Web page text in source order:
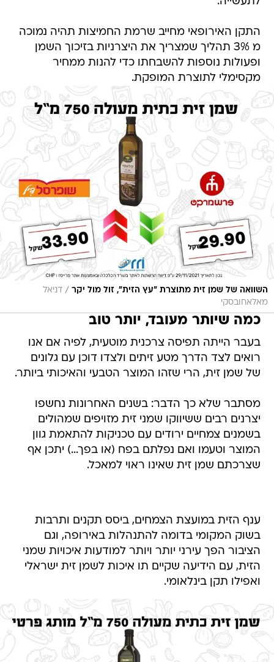
התקן האירופאי מחייב שרמת החמיצות תהיה נמוכה
מ 3% תהליך שמצריך את היצרניות בזיכוך השמן
ופעולות נוספות להשבחתו כדי להנות ממחיר
מקסימלי לתוצרת המופקת.
השוואה של שמן זית מתוצרת "עץ הזית", זול מול יקר / דניאל
מאלאחובסקי
כמה שיותר מעובד, יותר טוב
בעבר הייתה תפיסה צרכנית מוטעית, לפיה אם אנו
רואים לצד הדרך מטע זיתים ולצדו דוכן עם גלונים
של שמן זית, הרי שזהו המוצר הטבעי והאיכותי ביותר.
מסתבר שלא כך הדבר: בשנים האחרונות נחשפו
יצרנים רבים ששיווקו שמני זית מזויפים שמהולים
בשמנים צמחיים ירודים עם טכניקות להתאמת גוון
המוצר וטעמו ואם נפלתם בפח (או בפך...) יתכן אף
שצרכתם שמן זית שאינו ראוי למאכל.
ענף הזית במועצת הצמחים, ביסס תקנים ותרבות
בשוק המקומי בדומה להתנהלות באירופה, וגם
הציבור הפך עירני יותר ויותר למודעות איכויות שמני
הזית, עם הידיעה שקיים תו איכות לשמן זית ישראלי
ואפילו תקן בינלאומי.